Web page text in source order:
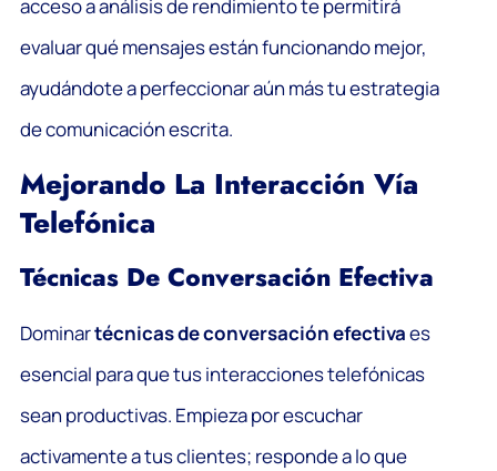
acceso a análisis de rendimiento te permitirá
evaluar qué mensajes están funcionando mejor,
ayudándote a perfeccionar aún más tu estrategia
de comunicación escrita.
Mejorando La Interacción Vía
Telefónica
Técnicas De Conversación Efectiva
Dominartécnicas de conversación efectivaes
esencial para que tus interacciones telefónicas
sean productivas. Empieza por escuchar
activamente a tus clientes; responde a lo que